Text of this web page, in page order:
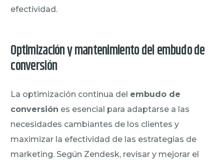
efectividad.
Optimización y mantenimiento del embudo de
conversión
La optimización continua del embudo de
conversión es esencial para adaptarse a las
necesidades cambiantes de los clientes y
maximizar la efectividad de las estrategias de
marketing. Según Zendesk, revisar y mejorar el